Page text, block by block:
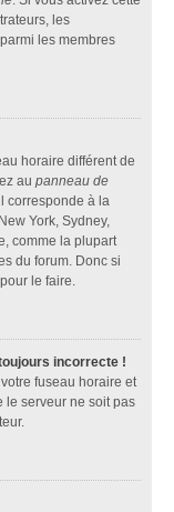
les
les membres
horaire différent de
au panneau de
corresponde à la
York, Sydney,
comme la plupart
du forum. Donc si
le faire.
incorrecte !
fuseau horaire et
le serveur ne soit pas